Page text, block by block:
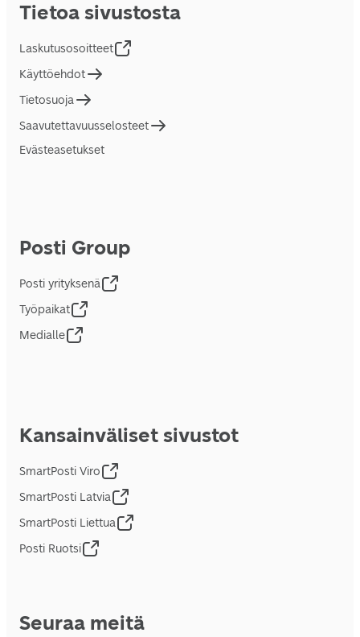
Tietoa sivustosta
Laskutusosoitteet
Käyttöehdot
Tietosuoja
Saavutettavuusselosteet
Evästeasetukset
Posti Group
Posti yrityksenä
Työpaikat
Medialle
Kansainväliset sivustot
SmartPosti Viro
SmartPosti Latvia
SmartPosti Liettua
Posti Ruotsi
Seuraa meitä